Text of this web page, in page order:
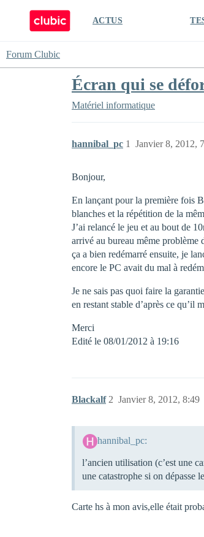
ACTUS
Forum Clubic
Écran qui se
Matériel informatique
hannibal_pc Janvier 8, 2012,
1
Bonjour,
En lançant pour la première fois
blanches et la répétition de la
J’ai relancé le jeu et au bout de
arrivé au bureau même problème
ça a bien redémarré ensuite, je
encore le PC avait du mal à
Je ne sais pas quoi faire la
en restant stable d’après ce qu’il
Merci
Edité le 08/01/2012 à 19:16
Blackalf Janvier 8, 2012, 8:49
2
hannibal_pc:
l’ancien utilisation (c’est une
une catastrophe si on
Carte hs à mon avis,elle était